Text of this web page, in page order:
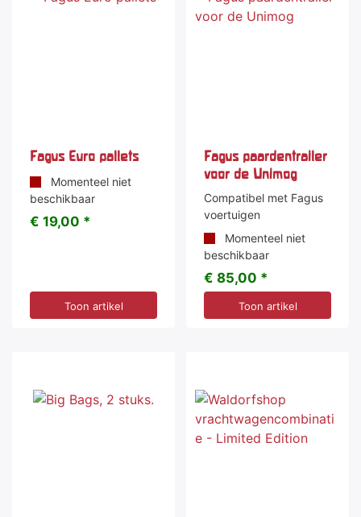
Fagus Euro pallets
Momenteel niet
beschikbaar
€ 19,00 *
Toon artikel
Fagus paardentrailer
voor de Unimog
Compatibel met Fagus
voertuigen
Momenteel niet
beschikbaar
€ 85,00 *
Toon artikel